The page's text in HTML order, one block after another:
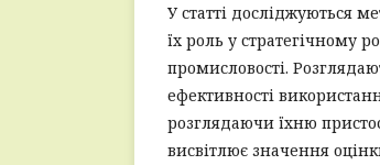
У статті досліджуються
їх роль у стратегічному
промисловості.
ефективності
розглядаючи їхню
висвітлює значення